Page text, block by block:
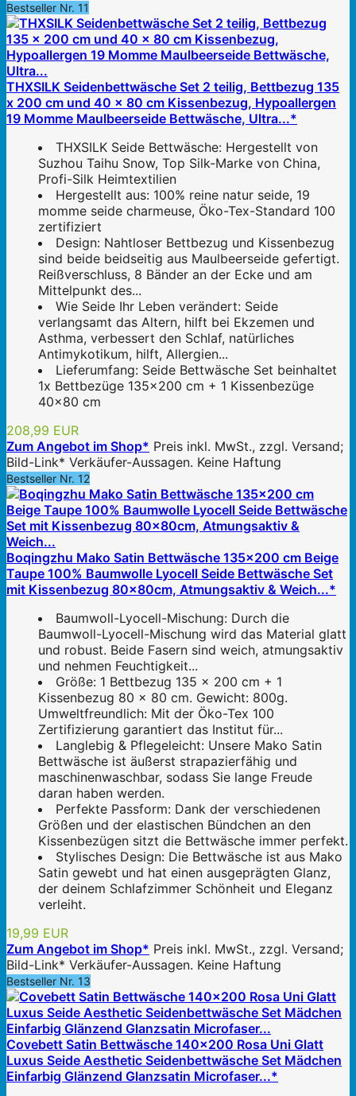
Bestseller Nr. 11
THXSILK Seidenbettwäsche Set 2 teilig, Bettbezug 135
x 200 cm und 40 x 80 cm Kissenbezug, Hypoallergen
19 Momme Maulbeerseide Bettwäsche, Ultra...*
THXSILK Seide Bettwäsche: Hergestellt von
Suzhou Taihu Snow, Top Silk-Marke von China,
Profi-Silk Heimtextilien
Hergestellt aus: 100% reine natur seide, 19
momme seide charmeuse, Öko-Tex-Standard 100
zertifiziert
Design: Nahtloser Bettbezug und Kissenbezug
sind beide beidseitig aus Maulbeerseide gefertigt.
Reißverschluss, 8 Bänder an der Ecke und am
Mittelpunkt des...
Wie Seide Ihr Leben verändert: Seide
verlangsamt das Altern, hilft bei Ekzemen und
Asthma, verbessert den Schlaf, natürliches
Antimykotikum, hilft, Allergien...
Lieferumfang: Seide Bettwäsche Set beinhaltet
1x Bettbezüge 135x200 cm + 1 Kissenbezüge
40x80 cm
208,99 EUR
Zum Angebot im Shop* Preis inkl. MwSt., zzgl. Versand;
Bild-Link* Verkäufer-Aussagen. Keine Haftung
Bestseller Nr. 12
Boqingzhu Mako Satin Bettwäsche 135x200 cm Beige
Taupe 100% Baumwolle Lyocell Seide Bettwäsche Set
mit Kissenbezug 80x80cm, Atmungsaktiv & Weich...*
Baumwoll-Lyocell-Mischung: Durch die
Baumwoll-Lyocell-Mischung wird das Material glatt
und robust. Beide Fasern sind weich, atmungsaktiv
und nehmen Feuchtigkeit...
Größe: 1 Bettbezug 135 x 200 cm + 1
Kissenbezug 80 x 80 cm. Gewicht: 800g.
Umweltfreundlich: Mit der Öko-Tex 100
Zertifizierung garantiert das Institut für...
Langlebig & Pflegeleicht: Unsere Mako Satin
Bettwäsche ist äußerst strapazierfähig und
maschinenwaschbar, sodass Sie lange Freude
daran haben werden.
Perfekte Passform: Dank der verschiedenen
Größen und der elastischen Bündchen an den
Kissenbezügen sitzt die Bettwäsche immer perfekt.
Stylisches Design: Die Bettwäsche ist aus Mako
Satin gewebt und hat einen ausgeprägten Glanz,
der deinem Schlafzimmer Schönheit und Eleganz
verleiht.
19,99 EUR
Zum Angebot im Shop* Preis inkl. MwSt., zzgl. Versand;
Bild-Link* Verkäufer-Aussagen. Keine Haftung
Bestseller Nr. 13
Covebett Satin Bettwäsche 140x200 Rosa Uni Glatt
Luxus Seide Aesthetic Seidenbettwäsche Set Mädchen
Einfarbig Glänzend Glanzsatin Microfaser...*